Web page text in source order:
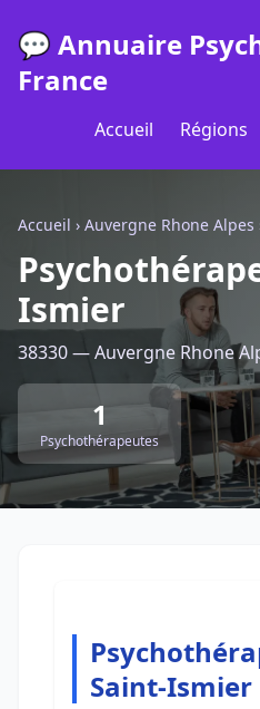
💬 Annuaire
France
Accueil Régions
Accueil › Auvergne Rhone Alpes
Ismier
38330 — Auvergne Rhone
1
Psychothérapeutes
Saint-Ismier